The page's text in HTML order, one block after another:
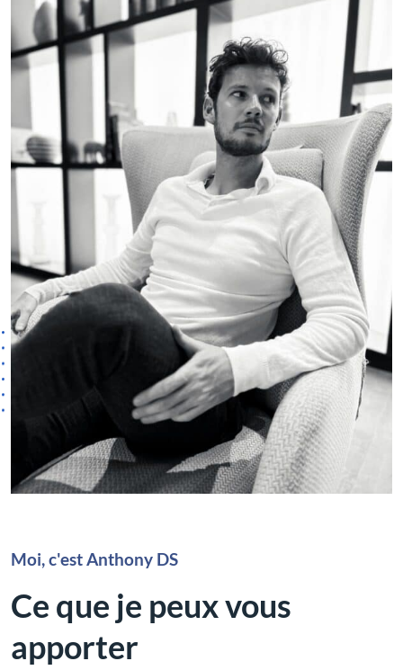
Moi, c'est Anthony DS
Ce que je peux vous
apporter